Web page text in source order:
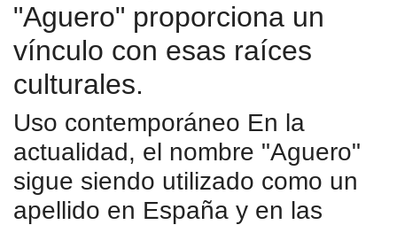
"Aguero" proporciona un
vínculo con esas raíces
culturales.
Uso contemporáneo En la
actualidad, el nombre "Aguero"
sigue siendo utilizado como un
apellido en España y en las